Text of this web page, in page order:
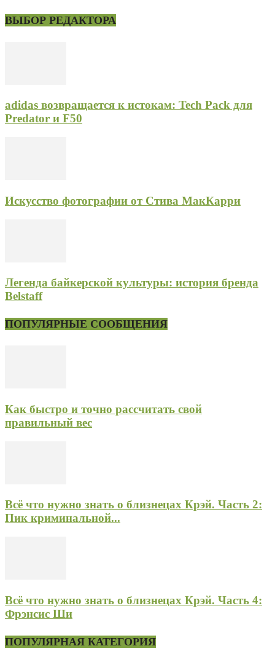
ВЫБОР РЕДАКТОРА
adidas возвращается к истокам: Tech Pack для
Predator и F50
Искусство фотографии от Стива МакКарри
Легенда байкерской культуры: история бренда
Belstaff
ПОПУЛЯРНЫЕ СООБЩЕНИЯ
Как быстро и точно рассчитать свой
правильный вес
Всё что нужно знать о близнецах Крэй. Часть 2:
Пик криминальной...
Всё что нужно знать о близнецах Крэй. Часть 4:
Фрэнсис Ши
ПОПУЛЯРНАЯ КАТЕГОРИЯ